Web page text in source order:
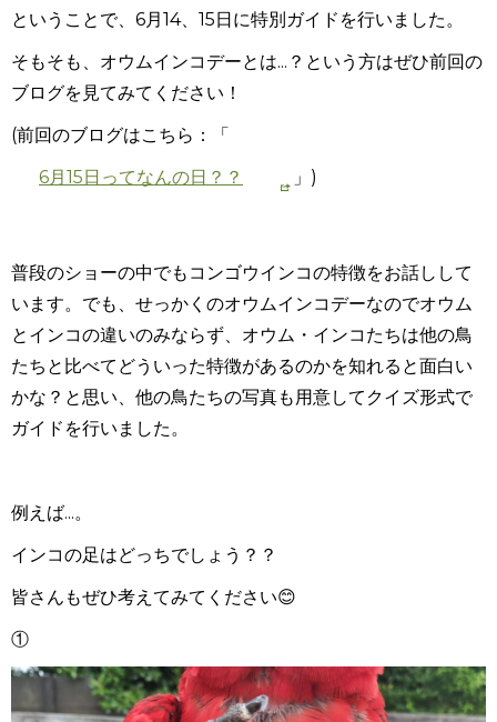
ということで、 6月14、 15日に特別ガイドを行いました。
そもそも、オウムインコデーとは...？という方はぜひ前回の
ブログを見てみてください！
(前回のブログはこちら：「
6月15日ってなんの日？？
」)
普段のショーの中でもコンゴウインコの特徴をお話しして
います。でも、せっかくのオウムインコデーなのでオウム
とインコの違いのみならず、オウム・インコたちは他の鳥
たちと比べてどういった特徴があるのかを知れると面白い
かな？と思い、他の鳥たちの写真も用意してクイズ形式で
ガイドを行いました。
例えば...。
インコの足はどっちでしょう？？
皆さんもぜひ考えてみてください😊
①